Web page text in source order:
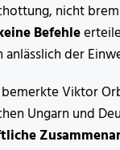
nicht
Befehle
anlässlich der
Viktor
Ungarn und